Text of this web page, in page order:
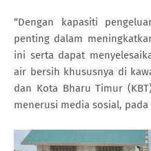
“Dengan kapasiti
penting dalam
ini serta dapat
air bersih khususnya di
dan Kota Bharu Timur
menerusi media sosial, pada